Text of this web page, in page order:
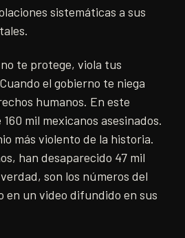
sistemáticas a sus
te protege, viola tus
el gobierno te niega
humanos. En este
mil mexicanos asesinados.
más violento de la historia.
han desaparecido 47 mil
son los números del
en un video difundido en sus